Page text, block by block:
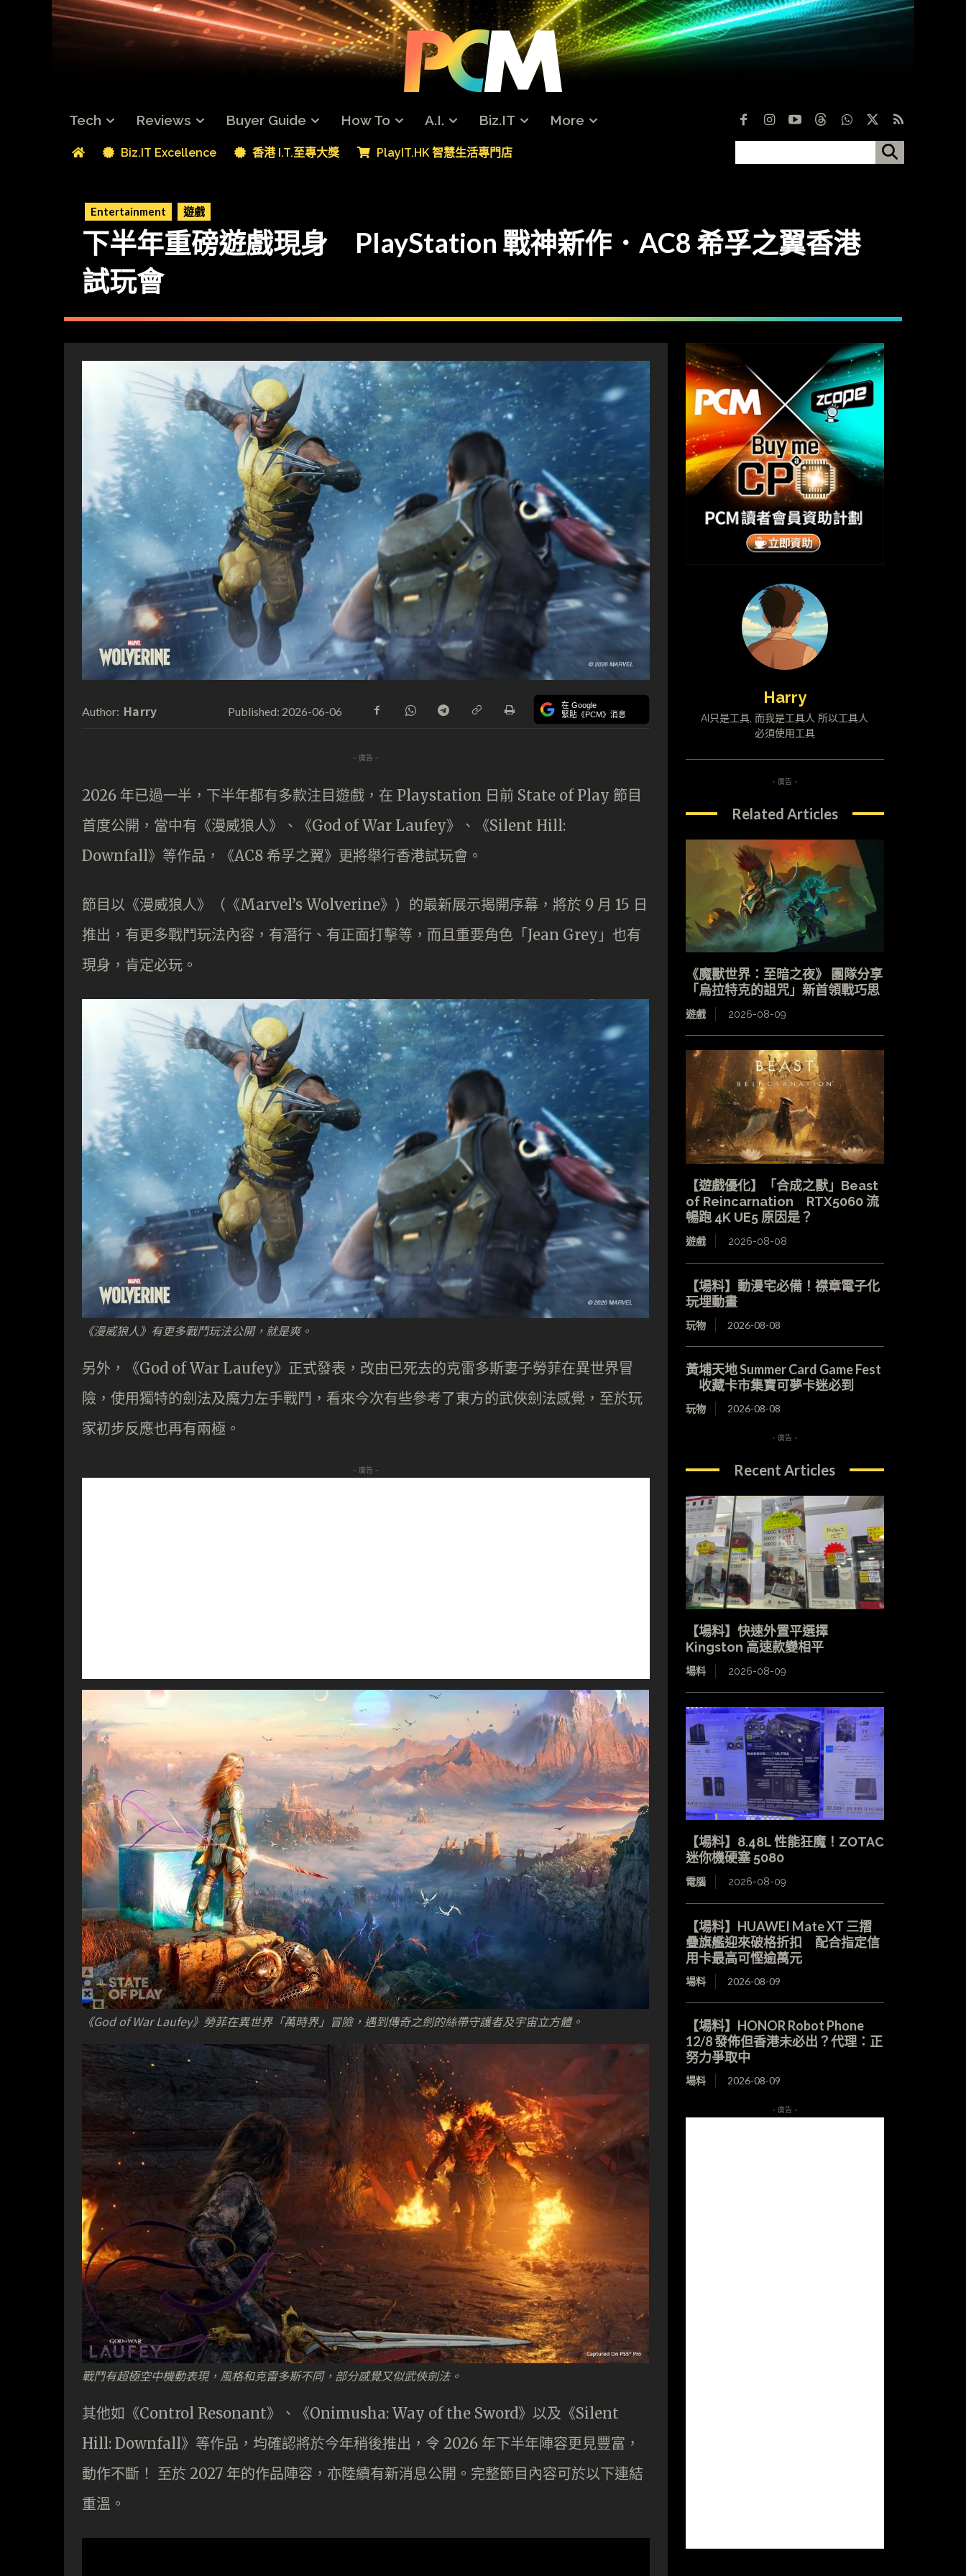
Tech Reviews Buyer Guide How To A.I. Biz.IT More
Biz.IT Excellence 香港 I.T.至專大獎 PlayIT.HK 智慧生活專門店
Entertainment 遊戲
下半年重磅遊戲現身 PlayStation 戰神新作．AC8 希孚之翼香港
試玩會
Author: Harry Published: 2026-06-06 在 Google
緊貼《PCM》消息
- 廣告 -
2026 年已過一半，下半年都有多款注目遊戲，在 Playstation 日前 State of Play 節目
首度公開，當中有《漫威狼人》、《God of War Laufey》、《Silent Hill:
Downfall》等作品，《AC8 希孚之翼》更將舉行香港試玩會。
節目以《漫威狼人》（《Marvel’s Wolverine》）的最新展示揭開序幕，將於 9 月 15 日
推出，有更多戰鬥玩法內容，有潛行、有正面打擊等，而且重要角色「Jean Grey」也有
現身，肯定必玩。
《漫威狼人》有更多戰鬥玩法公開，就是爽。
另外，《God of War Laufey》正式發表，改由已死去的克雷多斯妻子勞菲在異世界冒
險，使用獨特的劍法及魔力左手戰鬥，看來今次有些參考了東方的武俠劍法感覺，至於玩
家初步反應也再有兩極。
- 廣告 -
《God of War Laufey》勞菲在異世界「萬時界」冒險，遇到傳奇之劍的絲帶守護者及宇宙立方體。
戰鬥有超極空中機動表現，風格和克雷多斯不同，部分感覺又似武俠劍法。
其他如《Control Resonant》、《Onimusha: Way of the Sword》以及《Silent
Hill: Downfall》等作品，均確認將於今年稍後推出，令 2026 年下半年陣容更見豐富，
動作不斷！ 至於 2027 年的作品陣容，亦陸續有新消息公開。完整節目內容可於以下連結
重溫。
Harry
AI只是工具, 而我是工具人 所以工具人
必須使用工具
- 廣告 -
Related Articles
《魔獸世界：至暗之夜》 團隊分享
「烏拉特克的詛咒」新首領戰巧思
遊戲 2026-08-09
【遊戲優化】「合成之獸」Beast
of Reincarnation RTX5060 流
暢跑 4K UE5 原因是？
遊戲 2026-08-08
【場料】動漫宅必備！襟章電子化
玩埋動畫
玩物 2026-08-08
黃埔天地 Summer Card Game Fest
收藏卡市集寶可夢卡迷必到
玩物 2026-08-08
- 廣告 -
Recent Articles
【場料】快速外置平選擇
Kingston 高速款變相平
場料 2026-08-09
【場料】8.48L 性能狂魔！ZOTAC
迷你機硬塞 5080
電腦 2026-08-09
【場料】HUAWEI Mate XT 三摺
疊旗艦迎來破格折扣 配合指定信
用卡最高可慳逾萬元
場料 2026-08-09
【場料】HONOR Robot Phone
12/8 發佈但香港未必出？代理：正
努力爭取中
場料 2026-08-09
- 廣告 -